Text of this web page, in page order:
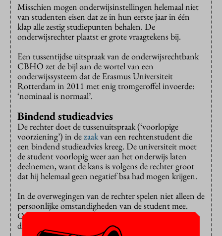
Misschien mogen onderwijsinstellingen helemaal niet
van studenten eisen dat ze in hun eerste jaar in één
klap alle zestig studiepunten behalen. De
onderwijsrechter plaatst er grote vraagtekens bij.
Een tussentijdse uitspraak van de onderwijsrechtbank
CBHO zet de bijl aan de wortel van een
onderwijssysteem dat de Erasmus Universiteit
Rotterdam in 2011 met enig tromgeroffel invoerde:
‘nominaal is normaal’.
Bindend studieadvies
De rechter doet de tussenuitspraak (‘voorlopige
voorziening’) in dezaakvan een rechtenstudent die
een bindend studieadvies kreeg. De universiteit moet
de student voorlopig weer aan het onderwijs laten
deelnemen, want de kans is volgens de rechter groot
dat hij helemaal geen negatief bsa had mogen krijgen.
In de overwegingen van de rechter spelen niet alleen de
persoonlijke omstandigheden van de student mee.
Ook het studiepuntensysteem van de universiteit
druist mogelijk tegen de wet in.